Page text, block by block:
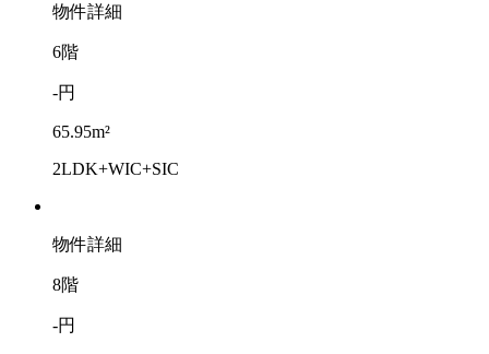
物件詳細
6階
-円
65.95m²
2LDK+WIC+SIC
物件詳細
8階
-円